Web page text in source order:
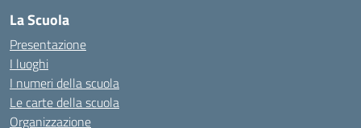
La Scuola
Presentazione
I luoghi
I numeri della scuola
Le carte della scuola
Organizzazione